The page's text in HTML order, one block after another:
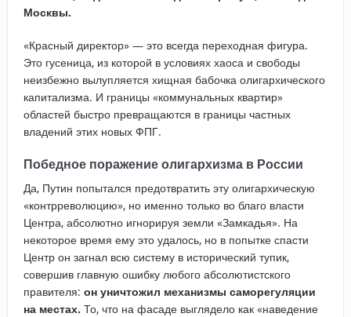
Москвы.
«Красный директор» — это всегда переходная фигура.
Это гусеница, из которой в условиях хаоса и свободы
неизбежно вылупляется хищная бабочка олигархического
капитализма. И границы «коммунальных квартир»
областей быстро превращаются в границы частных
владений этих новых ФПГ.
Победное поражение олигархизма в России
Да, Путин попытался предотвратить эту олигархическую
«контрреволюцию», но именно только во благо власти
Центра, абсолютно игнорируя земли «Замкадья». На
некоторое время ему это удалось, но в попытке спасти
Центр он загнал всю систему в исторический тупик,
совершив главную ошибку любого абсолютистского
правителя: он уничтожил механизмы саморегуляции
на местах. То, что на фасаде выглядело как «наведение